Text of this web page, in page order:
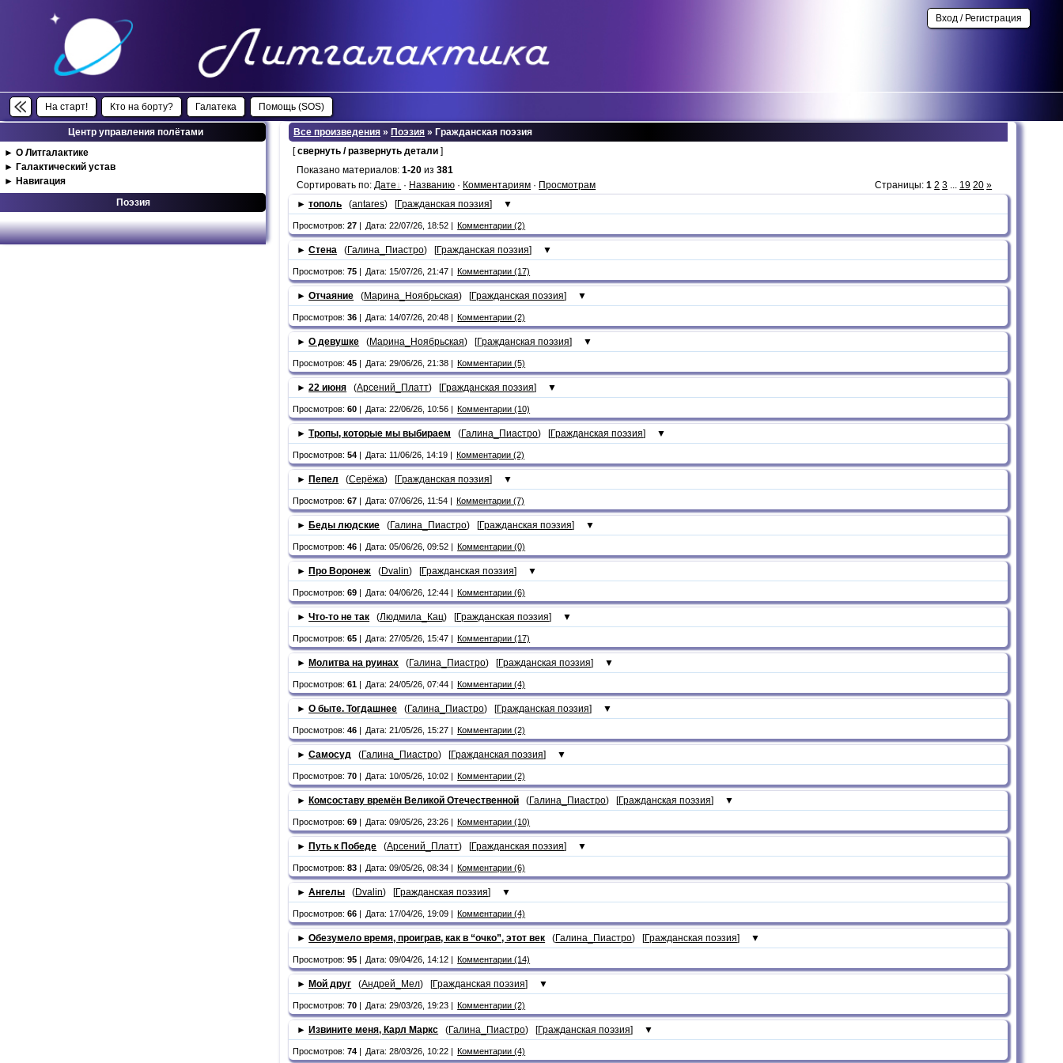
На старт! Кто на борту? Галатека Помощь (SOS)
Вход / Регистрация
Центр управления полётами
► О Литгалактике
► Галактический устав
► Навигация
Поэзия
Все произведения »Поэзия » Гражданская поэзия
[свернуть / развернуть детали ]
Показано материалов:1-20 из381
Страницы:1 2 3 19 20 »
Сортировать по: Дате · Названию · Комментариям · Просмотрам
►тополь (antares) [Гражданская поэзия] ▼
Просмотров:27 | Дата: 22/07/26, 18:52 | Комментарии (2)
►Стена (Галина_Пиастро) [Гражданская поэзия] ▼
Просмотров:75 | Дата: 15/07/26, 21:47 | Комментарии (17)
►Отчаяние (Марина_Ноябрьская) [Гражданская поэзия] ▼
Просмотров:36 | Дата: 14/07/26, 20:48 | Комментарии (2)
►О девушке (Марина_Ноябрьская) [Гражданская поэзия] ▼
Просмотров:45 | Дата: 29/06/26, 21:38 | Комментарии (5)
►22 июня (Арсений_Платт) [Гражданская поэзия] ▼
Просмотров:60 | Дата: 22/06/26, 10:56 | Комментарии (10)
►Тропы, которые мы выбираем (Галина_Пиастро) [Гражданская поэзия] ▼
Просмотров:54 | Дата: 11/06/26, 14:19 | Комментарии (2)
►Пепел (Серёжа) [Гражданская поэзия] ▼
Просмотров:67 | Дата: 07/06/26, 11:54 | Комментарии (7)
►Беды людские (Галина_Пиастро) [Гражданская поэзия] ▼
Просмотров:46 | Дата: 05/06/26, 09:52 | Комментарии (0)
►Про Воронеж (Dvalin) [Гражданская поэзия] ▼
Просмотров:69 | Дата: 04/06/26, 12:44 | Комментарии (6)
►Что-то не так (Людмила_Кац) [Гражданская поэзия] ▼
Просмотров:65 | Дата: 27/05/26, 15:47 | Комментарии (17)
►Молитва на руинах (Галина_Пиастро) [Гражданская поэзия] ▼
Просмотров:61 | Дата: 24/05/26, 07:44 | Комментарии (4)
►О быте. Тогдашнее (Галина_Пиастро) [Гражданская поэзия] ▼
Просмотров:46 | Дата: 21/05/26, 15:27 | Комментарии (2)
►Самосуд (Галина_Пиастро) [Гражданская поэзия] ▼
Просмотров:70 | Дата: 10/05/26, 10:02 | Комментарии (2)
►Комсоставу времён Великой Отечественной (Галина_Пиастро) [Гражданская поэзия] ▼
Просмотров:69 | Дата: 09/05/26, 23:26 | Комментарии (10)
►Путь к Победе (Арсений_Платт) [Гражданская поэзия] ▼
Просмотров:83 | Дата: 09/05/26, 08:34 | Комментарии (6)
►Ангелы (Dvalin) [Гражданская поэзия] ▼
Просмотров:66 | Дата: 17/04/26, 19:09 | Комментарии (4)
►Обезумело время, проиграв, как в “очко”, этот век (Галина_Пиастро) [Гражданская поэзия] ▼
Просмотров:95 | Дата: 09/04/26, 14:12 | Комментарии (14)
►Мой друг (Андрей_Мел) [Гражданская поэзия] ▼
Просмотров:70 | Дата: 29/03/26, 19:23 | Комментарии (2)
►Извините меня, Карл Маркс (Галина_Пиастро) [Гражданская поэзия] ▼
Просмотров:74 | Дата: 28/03/26, 10:22 | Комментарии (4)